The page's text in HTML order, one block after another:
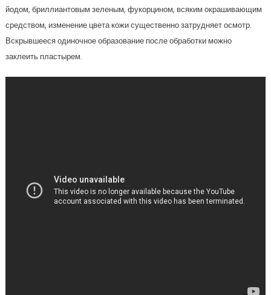
йодом, бриллиантовым зеленым, фукорцином, всяким окрашивающим
средством, изменение цвета кожи существенно затрудняет осмотр.
Вскрывшееся одиночное образование после обработки можно
заклеить пластырем.